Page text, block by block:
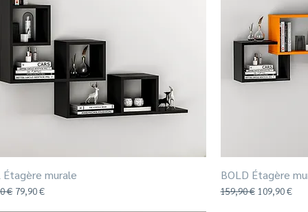
Aperçu rapide
Étagère murale
€ Prix promotionnel
79,90 €
BOLD Étagère
Prix original
159,90 € Prix
109,90 €